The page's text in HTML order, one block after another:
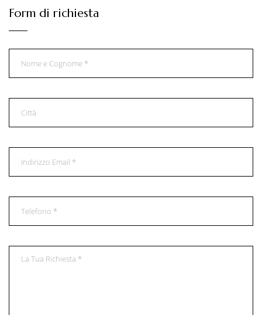
Form di richiesta